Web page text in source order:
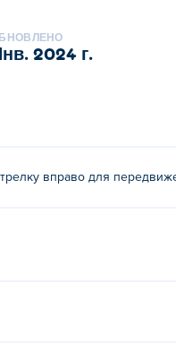
— от грузовиков-
попробуйте экспертный
и вправо!
янв. 2024 г.
вправо для